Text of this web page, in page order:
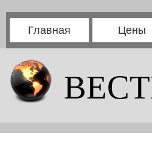
Главная Цены